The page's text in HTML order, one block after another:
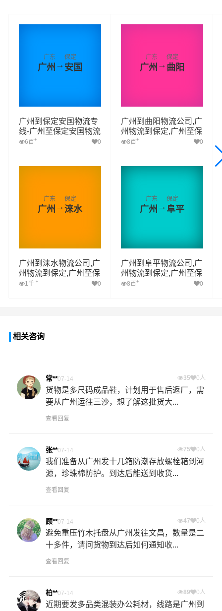
广东
广州 →
保定
安国
广州到保定安国物流专
线-广州至保定安国物流
公司
6百 + 0
广东
广州 →
保定
曲阳
广州到曲阳物流公司,广
州物流到保定,广州至保
定曲阳物流专线
8百 + 0
广东
广州 →
保定
涞水
广州到涞水物流公司,广
州物流到保定,广州至保
定涞水物流专线
1千 + 0
广东
广州 →
保定
阜平
广州到阜平物流公司,广
州物流到保定,广州至保
定阜平物流专线
8百 + 0
相关咨询
常**07-14 35 0人
货物是多尺码成品鞋，计划用于售后返厂，需
要从广州运往三沙，想了解这批货大...
查看回复
张**07-14 75 0人
我们准备从广州发十几箱防潮存放螺栓箱到河
源，珍珠棉防护。到达后能送到收货...
查看回复
顾**07-14 47 0人
避免重压竹木托盘从广州发往文昌，数量是二
十多件，请问货物到达后如何通知收...
查看回复
柏**07-14 89 0人
近期要发多品类混装办公耗材，线路是广州到